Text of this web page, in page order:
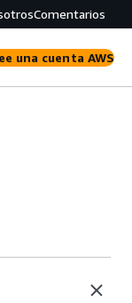
Comentarios
una cuenta AWS